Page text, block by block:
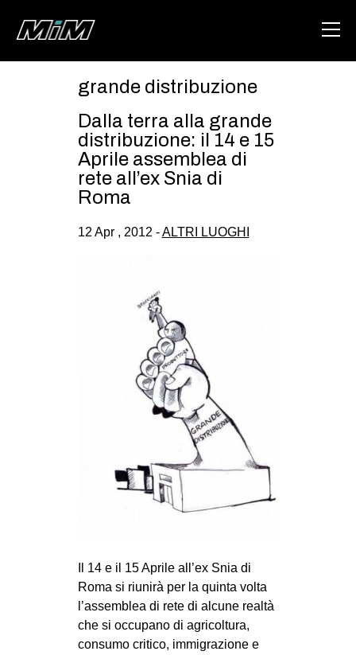
ABOUT
AREA
GAZA FREESTYLE
STUDENTI TSUNAMI
ZAM
MILANO
MOBILITAZIONI
SPAZI
SPORT POPOLARE
MOVIMENTI
AMBIENTE
DIRITTO ALL’ABITARE
GENERI
PRECARIATO
grande distribuzione
Dalla terra alla grande
distribuzione: il 14 e 15
Aprile assemblea di
rete all’ex Snia di
Roma
12 Apr , 2012 -ALTRI LUOGHI
Il 14 e il 15 Aprile all’ex Snia di
Roma si riunirà per la quinta volta
l’assemblea di rete di alcune realtà
che si occupano di agricoltura,
consumo critico, immigrazione e